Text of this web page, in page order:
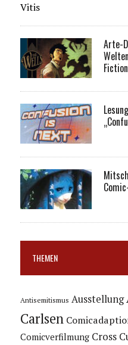
Vitis
Arte-
THEMEN
Antisemitismus Ausstellung
Carlsen
Comicverfilmung Cross